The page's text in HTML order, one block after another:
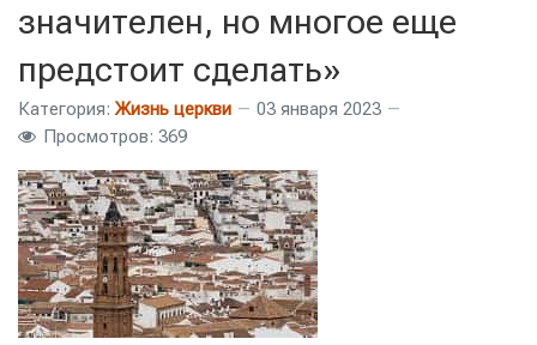
значителен, но многое еще
предстоит сделать»
Категория: Жизнь церкви
03 января 2023
Просмотров: 369